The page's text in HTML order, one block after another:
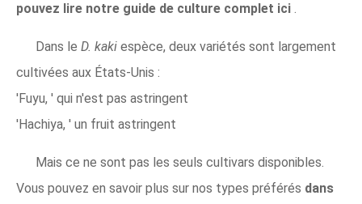
pouvez lire notre guide de culture complet ici .
Dans le D. kaki espèce, deux variétés sont largement
cultivées aux États-Unis :
'Fuyu, ' qui n'est pas astringent
'Hachiya, ' un fruit astringent
Mais ce ne sont pas les seuls cultivars disponibles.
Vous pouvez en savoir plus sur nos types préférés dans